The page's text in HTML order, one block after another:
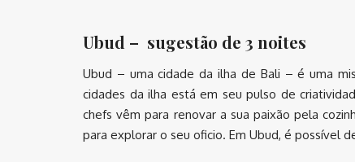
Ubud – sugestão de 3 noites
Ubud – uma cidade da ilha de Bali – é uma
cidades da ilha está em seu pulso de
chefs vêm para renovar a sua paixão pela
para explorar o seu oficio. Em Ubud, é possível